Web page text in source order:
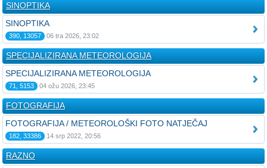
SINOPTIKA
SINOPTIKA
390, 13057 06 tra 2026, 23:02
SPECIJALIZIRANA METEOROLOGIJA
SPECIJALIZIRANA METEOROLOGIJA
71, 5153 04 ožu 2026, 23:45
FOTOGRAFIJA
FOTOGRAFIJA / METEOROLOŠKI FOTO NATJEČAJ
182, 33386 14 srp 2022, 20:56
RAZNO